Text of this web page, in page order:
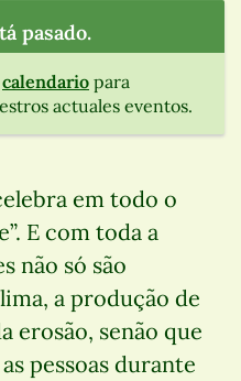
pasado.
calendario para
actuales eventos.
em todo o
E com toda a
não só são
a produção de
erosão, senão que
pessoas durante